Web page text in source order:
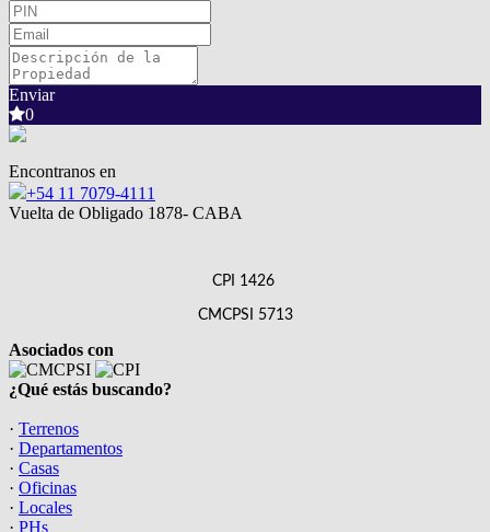
Enviar
0
Encontranos en
+54 11 7079-4111
Vuelta de Obligado 1878- CABA
CPI 1426
CMCPSI 5713
Asociados con
¿Qué estás buscando?
· Terrenos
· Departamentos
· Casas
· Oficinas
· Locales
· PHs